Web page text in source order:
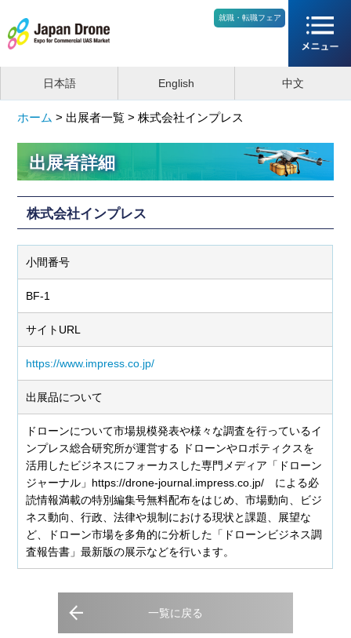
就職・転職フェア
日本語 English 中文
ホーム > 出展者一覧 > 株式会社インプレス
出展者詳細
株式会社インプレス
小間番号
BF-1
サイトURL
https://www.impress.co.jp/
出展品について
ドローンについて市場規模発表や様々な調査を行っているイ
ンプレス総合研究所が運営する ドローンやロボティクスを
活用したビジネスにフォーカスした専門メディア「ドローン
ジャーナル」https://drone-journal.impress.co.jp/ による必
読情報満載の特別編集号無料配布をはじめ、市場動向、ビジ
ネス動向、行政、法律や規制における現状と課題、展望な
ど、ドローン市場を多角的に分析した「ドローンビジネス調
査報告書」最新版の展示などを行います。
一覧に戻る